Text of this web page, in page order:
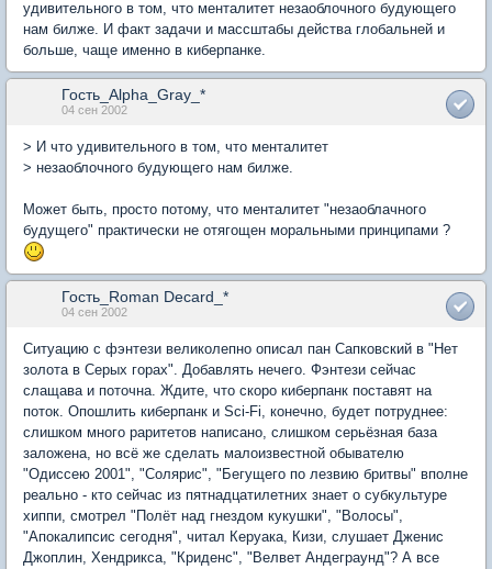
удивительного в том, что менталитет незаоблочного будующего
нам билже. И факт задачи и массштабы действа глобальней и
больше, чаще именно в киберпанке.
Гость_Alpha_Gray_*
04 сен 2002
> И что удивительного в том, что менталитет
> незаоблочного будующего нам билже.
Может быть, просто потому, что менталитет "незаоблачного
будущего" практически не отягощен моральными принципами ?
Гость_Roman Decard_*
04 сен 2002
Ситуацию с фэнтези великолепно описал пан Сапковский в "Нет
золота в Серых горах". Добавлять нечего. Фэнтези сейчас
слащава и поточна. Ждите, что скоро киберпанк поставят на
поток. Опошлить киберпанк и Sci-Fi, конечно, будет потруднее:
слишком много раритетов написано, слишком серьёзная база
заложена, но всё же сделать малоизвестной обывателю
"Одиссею 2001", "Солярис", "Бегущего по лезвию бритвы" вполне
реально - кто сейчас из пятнадцатилетних знает о субкультуре
хиппи, смотрел "Полёт над гнездом кукушки", "Волосы",
"Апокалипсис сегодня", читал Керуака, Кизи, слушает Дженис
Джоплин, Хендрикса, "Криденс", "Велвет Андеграунд"? А все